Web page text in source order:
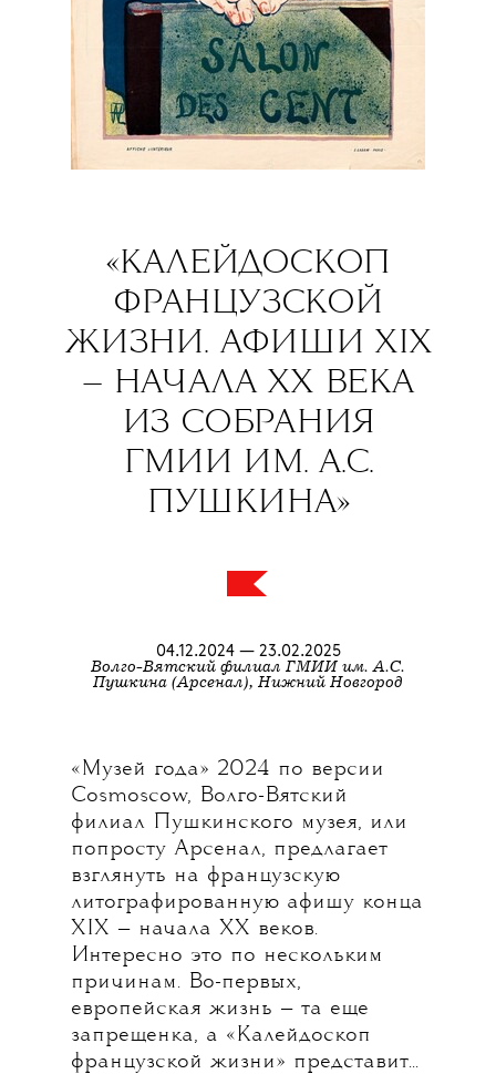
«КАЛЕЙДОСКОП
ФРАНЦУЗСКОЙ
ЖИЗНИ. АФИШИ XIX
— НАЧАЛА ХХ ВЕКА
ИЗ СОБРАНИЯ
ГМИИ ИМ. А.С.
ПУШКИНА»
04.12.2024 — 23.02.2025
Волго-Вятский филиал ГМИИ им. А.С.
Пушкина (Арсенал), Нижний Новгород
«Музей года» 2024 по версии
Cosmoscow, Волго-Вятский
филиал Пушкинского музея, или
попросту Арсенал, предлагает
взглянуть на французскую
литографированную афишу конца
XIX — начала XX веков.
Интересно это по нескольким
причинам. Во-первых,
европейская жизнь — та еще
запрещенка, а «Калейдоскоп
французской жизни» представит...